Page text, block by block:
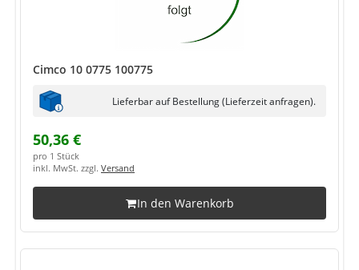
Cimco 10 0775 100775
Lieferbar auf Bestellung (Lieferzeit anfragen).
50,36 €
pro 1 Stück
inkl. MwSt. zzgl. Versand
In den Warenkorb